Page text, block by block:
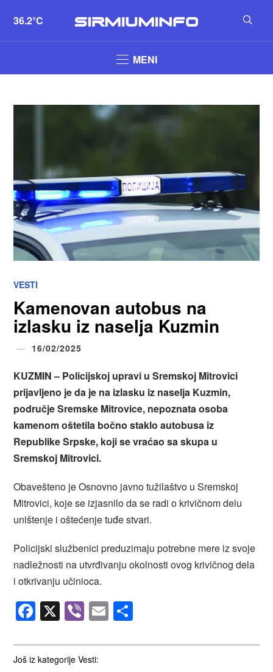
36.2°C
MENI
VESTI
Kamenovan autobus na
izlasku iz naselja Kuzmin
16/02/2025
Još iz kategorije Vesti:
KUZMIN – Policijskoj upravi u Sremskoj Mitrovici
prijavljeno je da je na izlasku iz naselja Kuzmin,
područje Sremske Mitrovice, nepoznata osoba
kamenom oštetila bočno staklo autobusa iz
Republike Srpske, koji se vraćao sa skupa u
Sremskoj Mitrovici.
Obavešteno je Osnovno javno tužilaštvo u Sremskoj
Mitrovici, koje se izjasnilo da se radi o krivičnom delu
uništenje i oštećenje tuđe stvari.
Policijski službenici preduzimaju potrebne mere iz svoje
nadležnosti na utvrđivanju okolnosti ovog krivičnog dela
i otkrivanju učinioca.
Facebook
X ViberEmail